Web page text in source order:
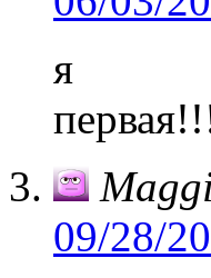
я
09/28/